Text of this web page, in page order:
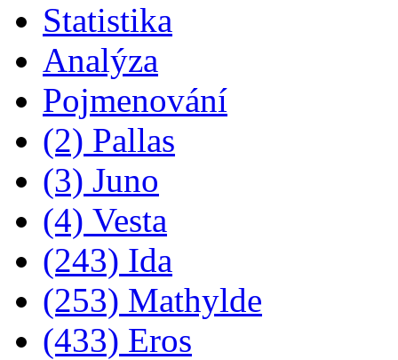
Statistika
Analýza
Pojmenování
(2) Pallas
(3) Juno
(4) Vesta
(243) Ida
(253) Mathylde
(433) Eros